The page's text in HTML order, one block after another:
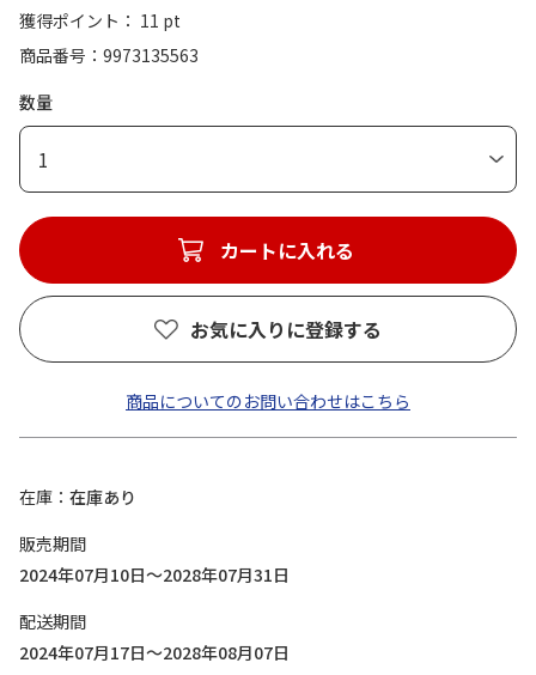
獲得ポイント： 11 pt
商品番号
9973135563
数量
1
カートに入れる
お気に入りに登録する
商品についてのお問い合わせはこちら
在庫
在庫あり
販売期間
2024年07月10日～2028年07月31日
配送期間
2024年07月17日～2028年08月07日